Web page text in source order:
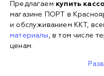
Предлагаем купить
магазине ПОРТ в
и обслуживанием ККТ,
материалы , в том числе
ценам.